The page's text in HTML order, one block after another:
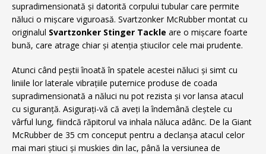
supradimensionată și datorită corpului tubular care permite
năluci o mișcare viguroasă. Svartzonker McRubber montat cu
originalul Svartzonker Stinger Tackle are o mișcare foarte
bună, care atrage chiar și atenția știucilor cele mai prudente.
Atunci când peștii înoată în spatele acestei năluci și simt cu
liniile lor laterale vibrațiile puternice produse de coada
supradimensionată a năluci nu pot rezista și vor lansa atacul
cu siguranță. Asigurați-vă că aveți la îndemână cleștele cu
vârful lung, fiindcă răpitorul va inhala năluca adânc. De la Giant
McRubber de 35 cm conceput pentru a declanșa atacul celor
mai mari știuci și muskies din lac, până la versiunea de